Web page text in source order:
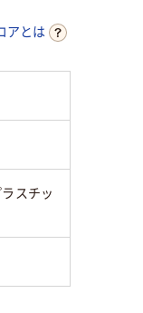
アとは
スチッ